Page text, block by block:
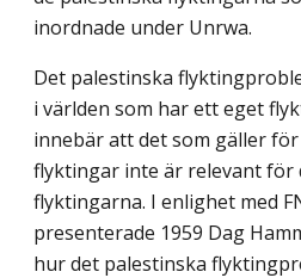
inordnade under Unrwa.
Det palestinska
i världen som har ett eget
innebär att det som gäller
flyktingar inte är relevant för
flyktingarna. I enlighet med
presenterade 1959 Dag
hur det palestinska